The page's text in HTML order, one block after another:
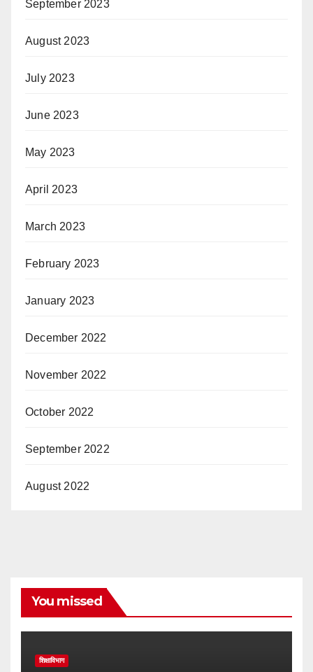
September 2023
August 2023
July 2023
June 2023
May 2023
April 2023
March 2023
February 2023
January 2023
December 2022
November 2022
October 2022
September 2022
August 2022
You missed
शिक्षाविभाग